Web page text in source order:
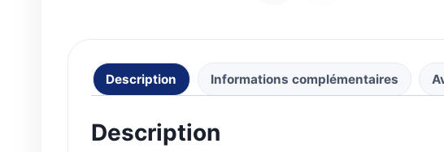
Description Informations complémentaires
Description